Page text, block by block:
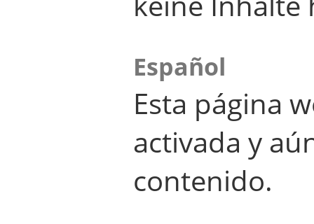
Español
Esta página
activada y
contenido.